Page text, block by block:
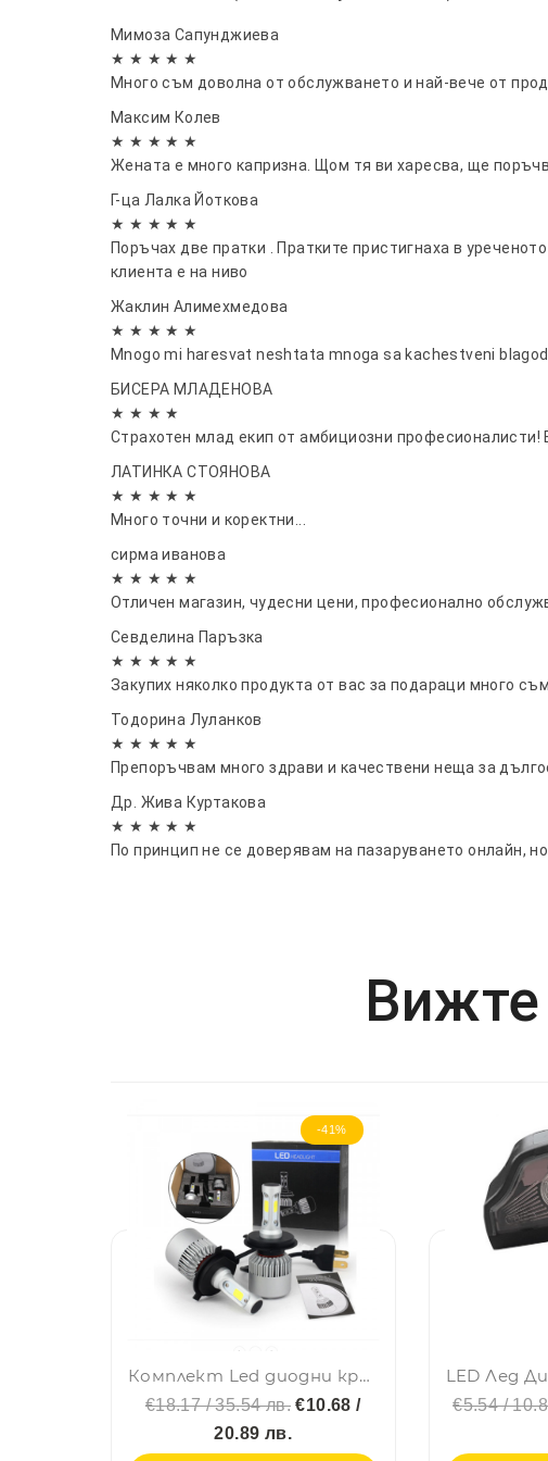
Мимоза Сапунджиева
★ ★ ★ ★ ★
Много съм доволна от обслужването и най-вече от
Максим Колев
★ ★ ★ ★ ★
Жената е много капризна. Щом тя ви харесва, ще
Г-ца Лалка Йоткова
★ ★ ★ ★ ★
Поръчах две пратки . Пратките пристигнаха в
клиента е на ниво
Жаклин Алимехмедова
★ ★ ★ ★ ★
Mnogo mi haresvat neshtata mnoga sa kachestveni
БИСЕРА МЛАДЕНОВА
★ ★ ★ ★
Страхотен млад екип от амбициозни професионалисти!
ЛАТИНКА СТОЯНОВА
★ ★ ★ ★ ★
Много точни и коректни...
сирма иванова
★ ★ ★ ★ ★
Отличен магазин, чудесни цени, професионално
Севделина Паръзка
★ ★ ★ ★ ★
Закупих няколко продукта от вас за подараци много
Тодорина Луланков
★ ★ ★ ★ ★
Препоръчвам много здрави и качествени неща за
Др. Жива Куртакова
★ ★ ★ ★ ★
По принцип не се доверявам на пазаруването онлайн,
Вижте
-41%
Комплект Led диодни крушки за фарове H7 - LED Headlight LED H7, 72W, 9-32V
€18.17 / 35.54 лв. €10.68 /
20.89 лв.
€5.54 /